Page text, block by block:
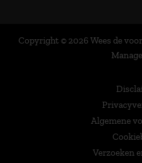
Copyright © 2026 Wees de
Algemene
Verzoeken